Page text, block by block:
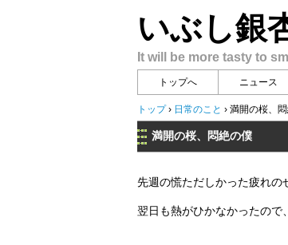
いぶし銀
It will be more tasty to
トップへ ニュース
トップ › 日常のこと › 満開の桜、
満開の桜、悶絶の僕
先週の慌ただしかった疲れの
翌日も熱がひかなかったので